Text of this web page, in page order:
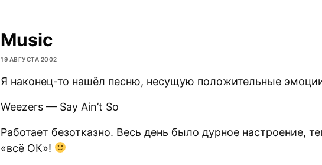
Music
19 АВГУСТА 2002
Я наконец-то нашёл песню, несущую положительные
Weezers — Say Ain’t So
Работает безотказно. Весь день было дурное настроение,
«всё ОК»!